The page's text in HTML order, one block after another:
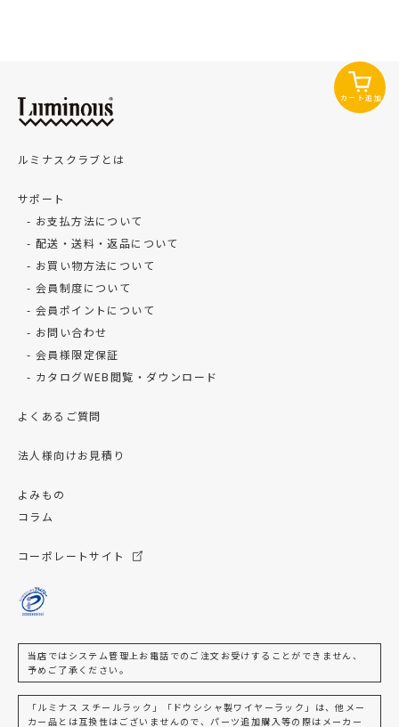
カート追加
ルミナスクラブとは
サポート
お支払方法について
配送・送料・返品について
お買い物方法について
会員制度について
会員ポイントについて
お問い合わせ
会員様限定保証
カタログWEB閲覧・ダウンロード
よくあるご質問
法人様向けお見積り
よみもの
コラム
コーポレートサイト
当店ではシステム管理上お電話でのご注文お受けすることができません、
予めご了承ください。
「ルミナス スチールラック」「ドウシシャ製ワイヤーラック」は、他メー
カー品とは互換性はございませんので、パーツ追加購入等の際はメーカー